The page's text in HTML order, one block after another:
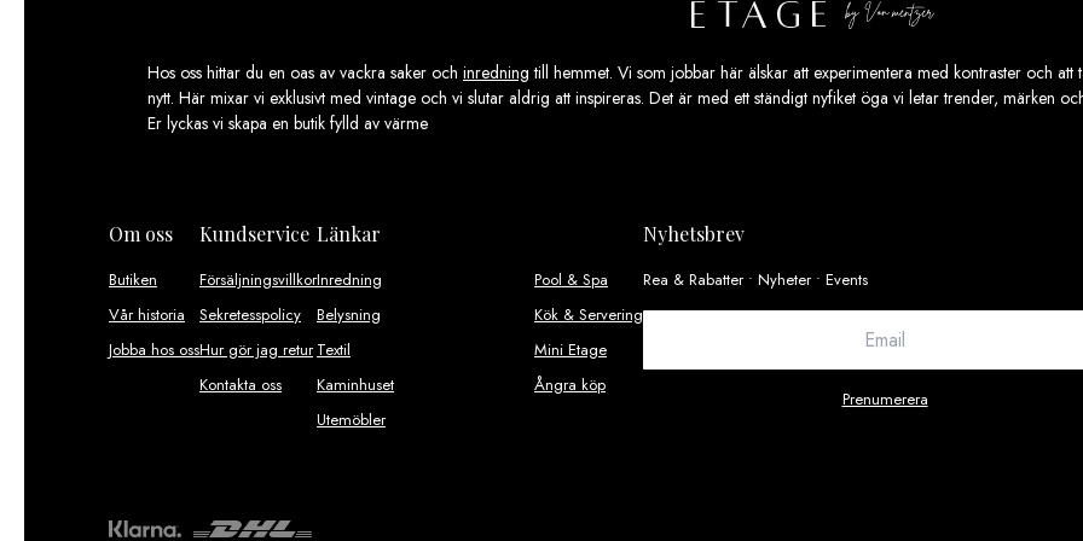
Hos oss hittar du en oas av vackra saker och inredning till hemmet. Vi som jobbar här älskar att experimentera med kontraster och
nytt. Här mixar vi exklusivt med vintage och vi slutar aldrig att inspireras. Det är med ett ständigt nyfiket öga vi letar trender, märken
Er lyckas vi skapa en butik fylld av värme
Om oss
Butiken
Vår historia
Jobba hos oss
Kundservice
Försäljningsvillkor
Sekretesspolicy
Hur gör jag retur
Kontakta oss
Länkar
Inredning
Belysning
Textil
Kaminhuset
Utemöbler
Pool & Spa
Kök & Servering
Mini Etage
Ångra köp
Nyhetsbrev
Rea & Rabatter • Nyheter • Events
Prenumerera